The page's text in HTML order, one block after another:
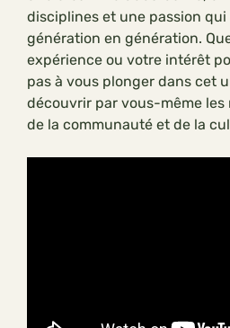
disciplines et une passion
génération en génération.
expérience ou votre intérêt
pas à vous plonger dans cet
découvrir par vous-même
de la communauté et de la